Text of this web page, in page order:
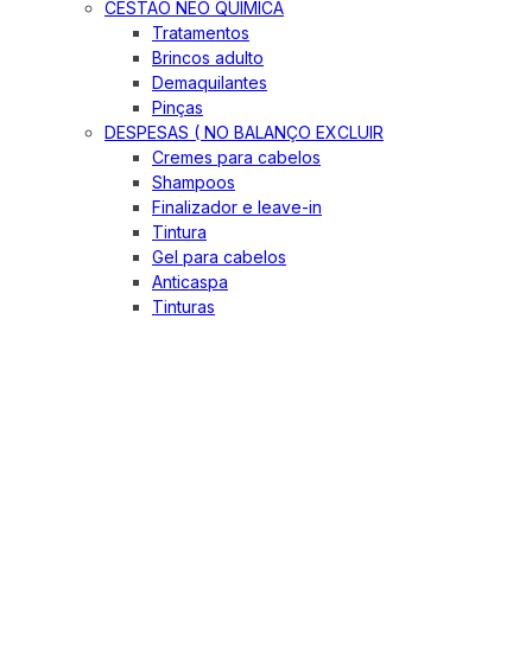
CESTÃO NEO QUIMICA
Tratamentos
Brincos adulto
Demaquilantes
Pinças
DESPESAS ( NO BALANÇO EXCLUIR
Cremes para cabelos
Shampoos
Finalizador e leave-in
Tintura
Gel para cabelos
Anticaspa
Tinturas